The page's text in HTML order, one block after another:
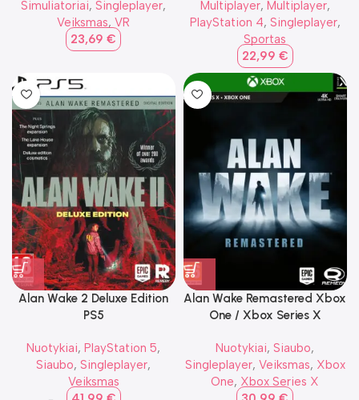
Simuliatoriai,Singleplayer,
Veiksmas,VR
23,69€
Multiplayer, Multiplayer,
PlayStation 4, Singleplayer,
Sportas
22,99 €
Alan Wake 2 Deluxe Edition
PS5
Nuotykiai,PlayStation 5,
Siaubo,Singleplayer,
Veiksmas
Alan Wake Remastered Xbox
One / Xbox Series X
Nuotykiai,Siaubo,
Singleplayer, Veiksmas, Xbox
One, Xbox Series X